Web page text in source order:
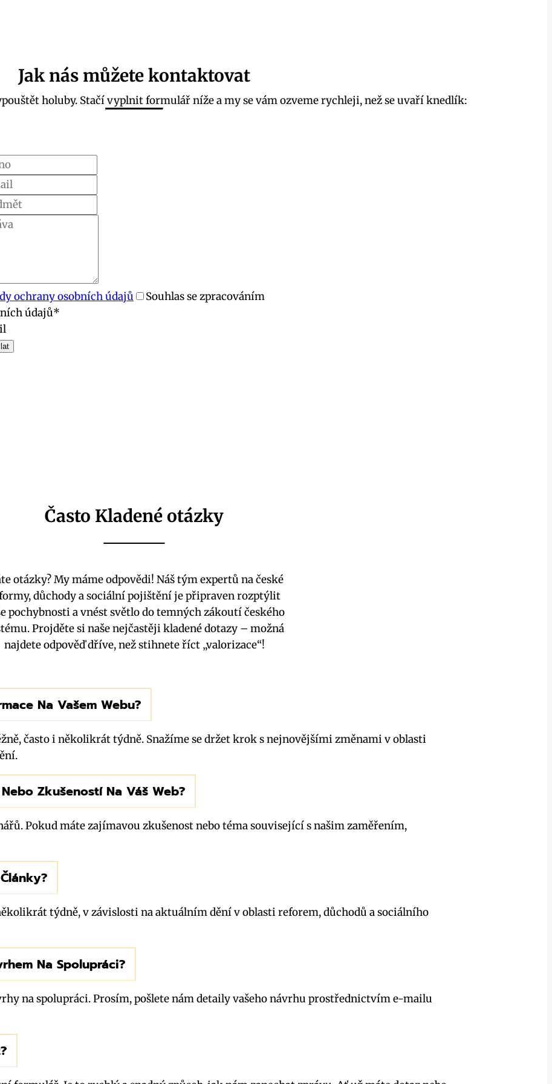
Jak nás můžete kontaktovat
holuby. Stačí vyplnit formulář níže a my se vám ozveme rychleji, než se uvaří knedlík:
ochrany osobních údajů
Souhlas se zpracováním
údajů*
Často Kladené otázky
otázky? My máme odpovědi! Náš tým expertů na české
důchody a sociální pojištění je připraven rozptýlit
pochybnosti a vnést světlo do temných zákoutí českého
Projděte si naše nejčastěji kladené dotazy – možná
najdete odpověď dříve, než stihnete říct „valorizace“!
Na Vašem Webu?
často i několikrát týdně. Snažíme se držet krok s nejnovějšími změnami v oblasti
Zkušeností Na Váš Web?
Pokud máte zajímavou zkušenost nebo téma související s našim zaměřením,
týdně, v závislosti na aktuálním dění v oblasti reforem, důchodů a sociálního
Na Spolupráci?
na spolupráci. Prosím, pošlete nám detaily vašeho návrhu prostřednictvím e-mailu